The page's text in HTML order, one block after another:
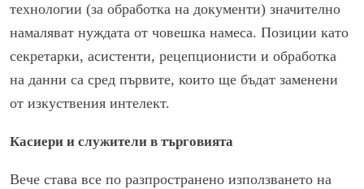
технологии (за обработка на документи) значително
намаляват нуждата от човешка намеса. Позиции като
секретарки, асистенти, рецепционисти и обработка
на данни са сред първите, които ще бъдат заменени
от изкуствения интелект.
Касиери и служители в търговията
Вече става все по разпространено използването на